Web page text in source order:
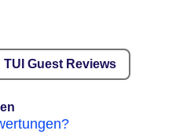
TUI Guest Reviews